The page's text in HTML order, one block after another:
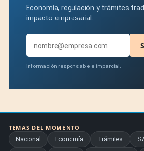
Economía, regulación y trámites
impacto empresarial.
Información responsable e imparcial.
TEMAS DEL MOMENTO
Nacional
Economía Trámites